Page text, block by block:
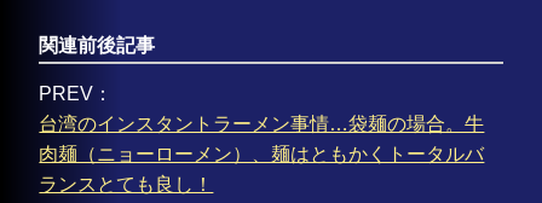
関連前後記事
PREV：
台湾のインスタントラーメン事情…袋麺の場合。牛
肉麺（ニョーローメン）、麺はともかくトータルバ
ランスとても良し！